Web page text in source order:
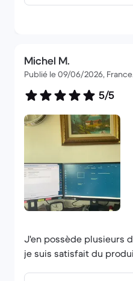
Michel M.
Publié le 09/06/2026,
5/5
J'en possède plusieurs
je suis satisfait du